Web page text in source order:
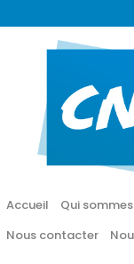
Accueil Qui
Nous contacter